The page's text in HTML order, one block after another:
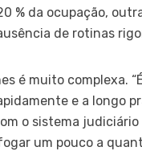
% da ocupação,
de rotinas
é muito complexa.
e a longo
o sistema
um pouco a